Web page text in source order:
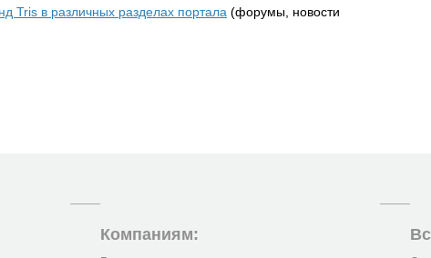
Tris в различных разделах портала (форумы, новости
Компаниям: